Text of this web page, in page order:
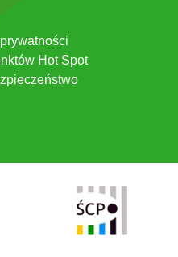
Hot Spot